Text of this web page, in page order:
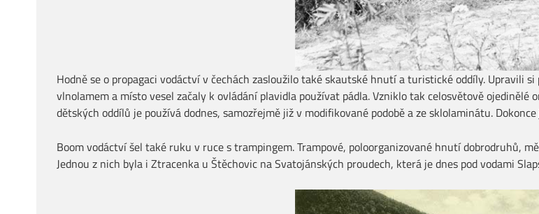
Hodně se o propagaci vodáctví v čechách zasloužilo také skautské hnutí a turistické oddíly. Upravili
vlnolamem a místo vesel začaly k ovládání plavidla používat pádla. Vzniklo tak celosvětově
dětských oddílů je používá dodnes, samozřejmě již v modifikované podobě a ze sklolaminátu.
Boom vodáctví šel také ruku v ruce s trampingem. Trampové, poloorganizované hnutí dobrodruhů,
Jednou z nich byla i Ztracenka u Štěchovic na Svatojánských proudech, která je dnes pod vodami